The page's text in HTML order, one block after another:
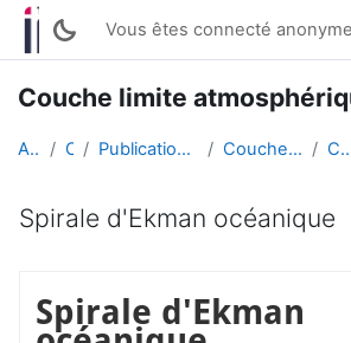
Passer au contenu principal
Vous êtes connecté
Couche limite
Accueil Cours Publication de travaux d'étudiant·es Couche limite atmosphérique CLAT 2022
Spirale d'Ekman océanique